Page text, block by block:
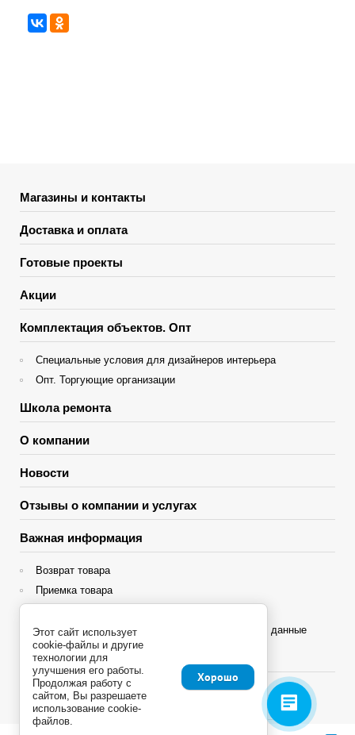
Магазины и контакты
Доставка и оплата
Готовые проекты
Акции
Комплектация объектов. Опт
Специальные условия для дизайнеров интерьера
Опт. Торгующие организации
Школа ремонта
О компании
Новости
Отзывы о компании и услугах
Важная информация
Возврат товара
Приемка товара
Политика конфиденциальности и персональные данные
Яндекс Сплит
Этот сайт использует
cookie-файлы и другие
технологии для
улучшения его работы.
Продолжая работу с
сайтом, Вы разрешаете
использование cookie-
файлов.
Хорошо